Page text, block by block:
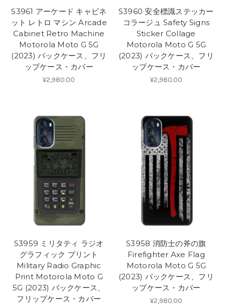
S3961 アーケード キャビネ
ット レトロ マシン Arcade
Cabinet Retro Machine
Motorola Moto G 5G
(2023) バックケース、フリ
ップケース・カバー
¥2,980.00
S3960 安全標識ステッカー
コラージュ Safety Signs
Sticker Collage
Motorola Moto G 5G
(2023) バックケース、フリ
ップケース・カバー
¥2,980.00
S3959 ミリタティ ラジオ
グラフィック プリント
Military Radio Graphic
Print Motorola Moto G
5G (2023) バックケース、
フリップケース・カバー
S3958 消防士の斧の旗
Firefighter Axe Flag
Motorola Moto G 5G
(2023) バックケース、フリ
ップケース・カバー
¥2,980.00